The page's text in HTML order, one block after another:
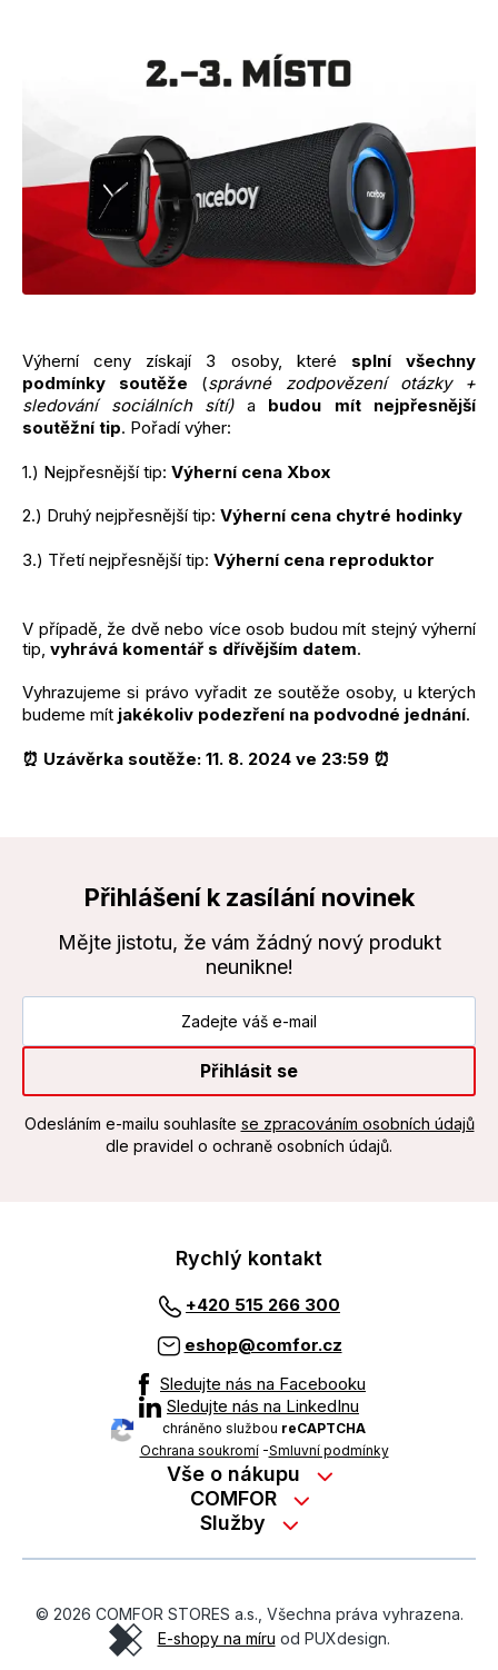
Výherní ceny získají 3 osoby, které splní všechny
podmínky soutěže (správné zodpovězení otázky +
sledování sociálních sítí)a budou mít nejpřesnější
soutěžní tip. Pořadí výher:
1.) Nejpřesnější tip: Výherní cena Xbox
2.) Druhý nejpřesnější tip: Výherní cena chytré hodinky
3.) Třetí nejpřesnější tip: Výherní cena reproduktor
V případě, že dvě nebo více osob budou mít stejný výherní
tip, vyhrává komentář s dřívějším datem.
Vyhrazujeme si právo vyřadit ze soutěže osoby, u kterých
budeme mít jakékoliv podezření na podvodné jednání.
⏰ Uzávěrka soutěže: 11. 8. 2024 ve 23:59 ⏰
Přihlášení k zasílání novinek
Mějte jistotu, že vám žádný nový produkt
neunikne!
Přihlásit se
Odesláním e-mailu souhlasíte se zpracováním osobních údajů
dle pravidel o ochraně osobních údajů.
Rychlý kontakt
+420 515 266 300
eshop@comfor.cz
Sledujte nás na Facebooku
Sledujte nás na LinkedInu
chráněno službou reCAPTCHA
Ochrana soukromí-Smluvní podmínky
Vše o nákupu
Nákup na splátky
Možnosti platby
Obchodní podmínky
Ochrana osobních údajů
COMFOR
Kontakty
Kariéra
O revimarketu
Služby
On-line podpora
© 2026 COMFOR STORES a.s., Všechna práva vyhrazena.
E-shopy na míru od PUXdesign.